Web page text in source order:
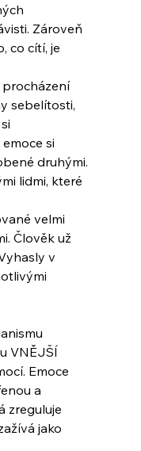
Zároveň
co cítí, je
procházení
sebelítosti,
si
druhými.
lidmi, které
velmi
Člověk už
v
VNĚJŠÍ
Emoce
a
zreguluje
jako